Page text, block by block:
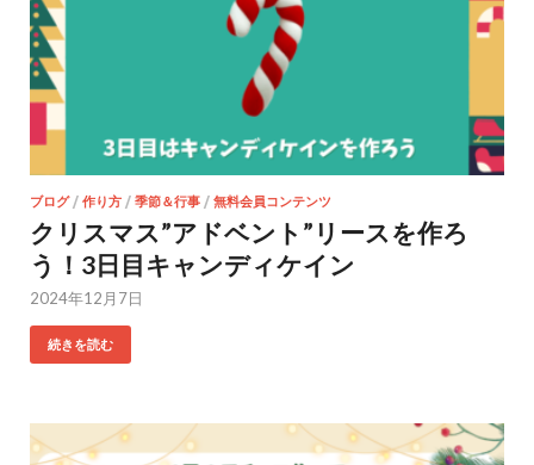
ブログ/ 作り方 / 季節＆行事 / 無料会員コンテンツ
クリスマス”アドベント”リースを作ろ
う！3日目キャンディケイン
2024年12月7日
続きを読む